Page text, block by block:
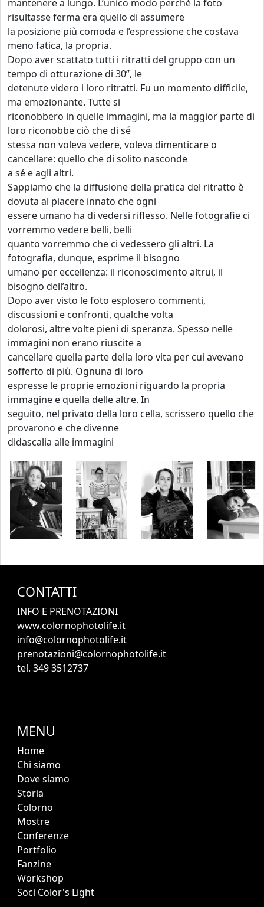
mantenere a lungo. L’unico modo perché la foto
risultasse ferma era quello di assumere
la posizione più comoda e l’espressione che costava
meno fatica, la propria.
Dopo aver scattato tutti i ritratti del gruppo con un
tempo di otturazione di 30’’, le
detenute videro i loro ritratti. Fu un momento difficile,
ma emozionante. Tutte si
riconobbero in quelle immagini, ma la maggior parte di
loro riconobbe ciò che di sé
stessa non voleva vedere, voleva dimenticare o
cancellare: quello che di solito nasconde
a sé e agli altri.
Sappiamo che la diffusione della pratica del ritratto è
dovuta al piacere innato che ogni
essere umano ha di vedersi riflesso. Nelle fotografie ci
vorremmo vedere belli, belli
quanto vorremmo che ci vedessero gli altri. La
fotografia, dunque, esprime il bisogno
umano per eccellenza: il riconoscimento altrui, il
bisogno dell’altro.
Dopo aver visto le foto esplosero commenti,
discussioni e confronti, qualche volta
dolorosi, altre volte pieni di speranza. Spesso nelle
immagini non erano riuscite a
cancellare quella parte della loro vita per cui avevano
sofferto di più. Ognuna di loro
espresse le proprie emozioni riguardo la propria
immagine e quella delle altre. In
seguito, nel privato della loro cella, scrissero quello che
provarono e che divenne
didascalia alle immagini
CONTATTI
INFO E PRENOTAZIONI
www.colornophotolife.it
info@colornophotolife.it
prenotazioni@colornophotolife.it
tel. 349 3512737
MENU
Home
Chi siamo
Dove siamo
Storia
Colorno
Mostre
Conferenze
Portfolio
Fanzine
Workshop
Soci Color's Light